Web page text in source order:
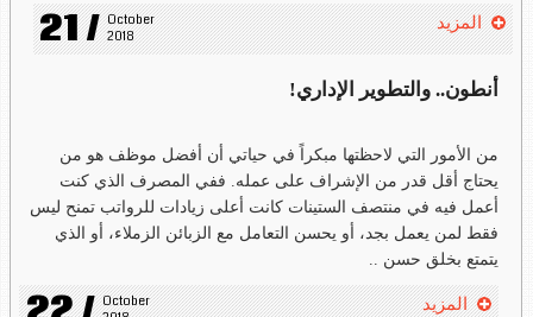
21 / October
2018
المزيد
أنطون.. والتطوير الإداري!
من الأمور التي لاحظتها مبكراً في حياتي أن أفضل موظف هو من
يحتاج أقل قدر من الإشراف على عمله. ففي المصرف الذي كنت
أعمل فيه في منتصف الستينات كانت أعلى زيادات للرواتب تمنح ليس
فقط لمن يعمل بجد، أو يحسن التعامل مع الزبائن الزملاء، أو الذي
يتمتع بخلق حسن ..
October
المزيد